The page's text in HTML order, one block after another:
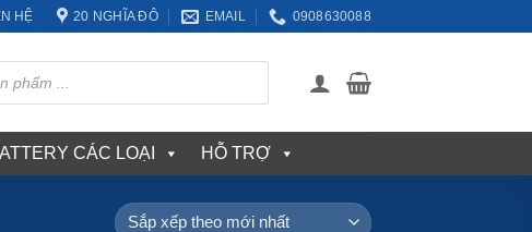
HỆ 20 NGHĨA ĐÔ EMAIL 0908630088
CÁC LOẠI HỖ TRỢ